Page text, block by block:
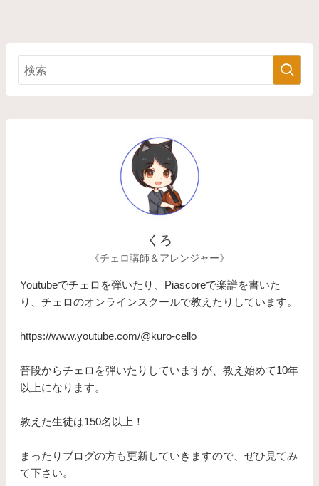
くろ
《チェロ講師＆アレンジャー》
Youtubeでチェロを弾いたり、Piascoreで楽譜を書いた
り、チェロのオンラインスクールで教えたりしています。
https://www.youtube.com/@kuro-cello
普段からチェロを弾いたりしていますが、教え始めて10年
以上になります。
​教えた生徒は150名以上！
まったりブログの方も更新していきますので、ぜひ見てみ
て下さい。